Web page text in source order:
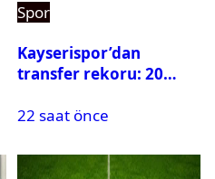
Spor
Kayserispor’dan
transfer rekoru: 20
22 saat önce